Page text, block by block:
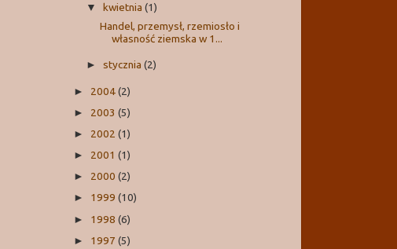
▼ kwietnia(1)
Handel, przemysł, rzemiosło i
własność ziemska w 1...
►stycznia(2)
► 2004(2)
► 2003 (5)
► 2002 (1)
► 2001 (1)
► 2000 (2)
► 1999 (10)
► 1998 (6)
► 1997 (5)